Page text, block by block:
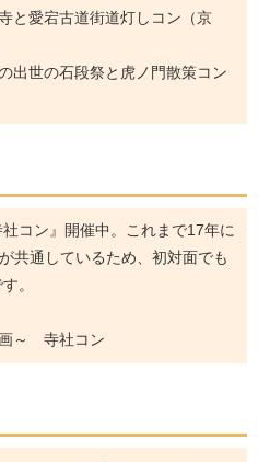
と愛宕古道街道灯しコン（京
出世の石段祭と虎ノ門散策コン
コン』開催中。これまで17年に
共通しているため、初対面でも
。
画～ 寺社コン